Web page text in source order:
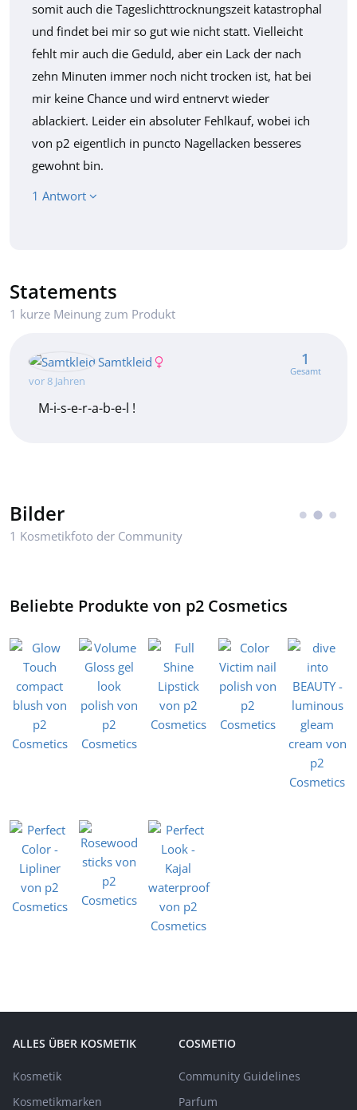
somit auch die Tageslichttrocknungszeit katastrophal
und findet bei mir so gut wie nicht statt. Vielleicht
fehlt mir auch die Geduld, aber ein Lack der nach
zehn Minuten immer noch nicht trocken ist, hat bei
mir keine Chance und wird entnervt wieder
ablackiert. Leider ein absoluter Fehlkauf, wobei ich
von p2 eigentlich in puncto Nagellacken besseres
gewohnt bin.
1 Antwort
Statements
1 kurze Meinung zum Produkt
Samtkleid
vor 8 Jahren
1
Gesamt
M-i-s-e-r-a-b-e-l !
Bilder
1 Kosmetikfoto der Community
Beliebte Produkte von p2 Cosmetics
ALLES ÜBER KOSMETIK
Kosmetik
Kosmetikmarken
COSMETIO
Community Guidelines
Parfum